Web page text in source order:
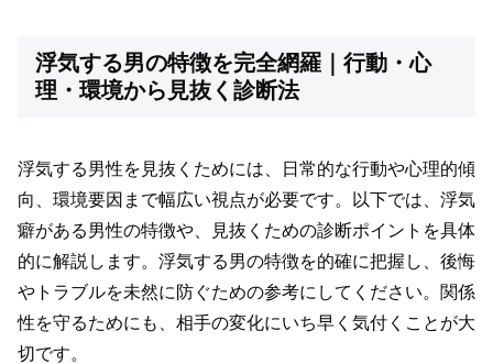
浮気する男の特徴を完全網羅｜行動・心
理・環境から見抜く診断法
浮気する男性を見抜くためには、日常的な行動や心理的傾
向、環境要因まで幅広い視点が必要です。以下では、浮気
癖がある男性の特徴や、見抜くための診断ポイントを具体
的に解説します。浮気する男の特徴を的確に把握し、後悔
やトラブルを未然に防ぐための参考にしてください。関係
性を守るためにも、相手の変化にいち早く気付くことが大
切です。